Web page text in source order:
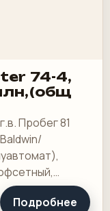
74-4,
Пробег 81
- краски и.
Подробнее